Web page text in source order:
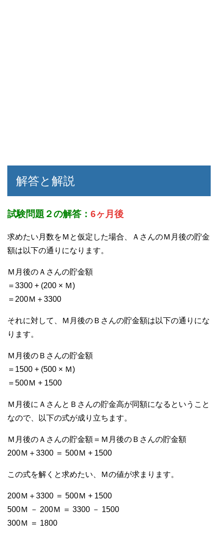
解答と解説
試験問題２の解答： 6ヶ月後
求めたい月数をＭと仮定した場合、ＡさんのＭ月後の貯金
額は以下の通りになります。
Ｍ月後のＡさんの貯金額
＝3300 + (200 × Ｍ)
＝200Ｍ＋3300
それに対して、Ｍ月後のＢさんの貯金額は以下の通りにな
ります。
Ｍ月後のＢさんの貯金額
＝1500 + (500 × Ｍ)
＝500Ｍ + 1500
Ｍ月後にＡさんとＢさんの貯金高が同額になるということ
なので、以下の式が成り立ちます。
Ｍ月後のＡさんの貯金額＝Ｍ月後のＢさんの貯金額
200Ｍ＋3300 ＝ 500Ｍ + 1500
この式を解くと求めたい、Ｍの値が求まります。
200Ｍ＋3300 ＝ 500Ｍ + 1500
500Ｍ － 200Ｍ ＝ 3300 － 1500
300Ｍ ＝ 1800